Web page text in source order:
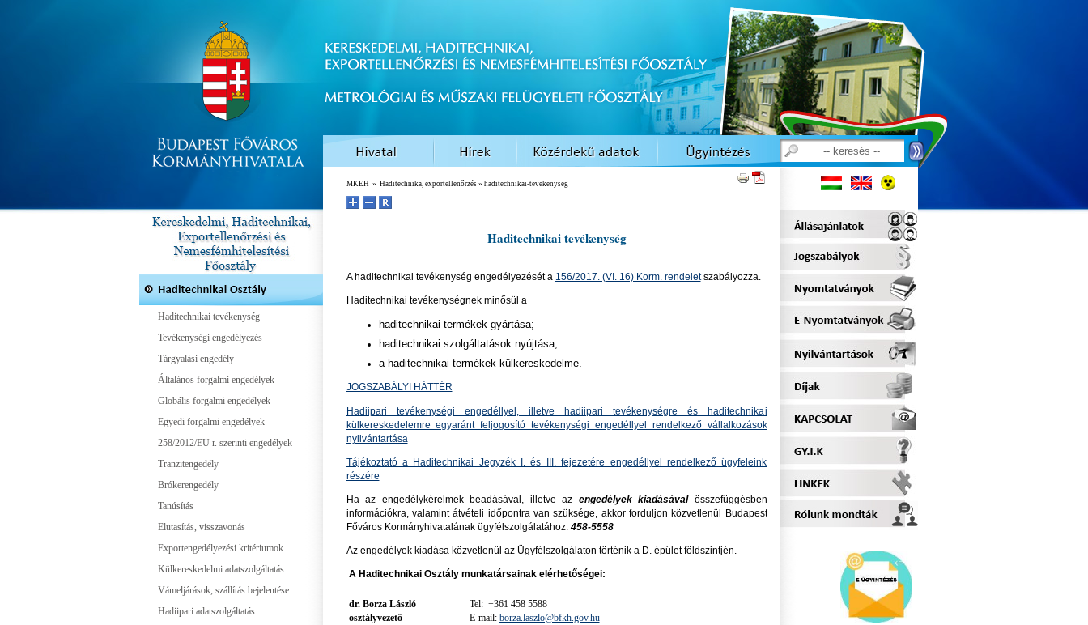
Haditechnikai tevékenység
Tevékenységi engedélyezés
Tárgyalási engedély
Általános forgalmi engedélyek
Globális forgalmi engedélyek
Egyedi forgalmi engedélyek
258/2012/EU r. szerinti engedélyek
Tranzitengedély
Brókerengedély
Tanúsítás
Elutasítás, visszavonás
Exportengedélyezési kritériumok
Külkereskedelmi adatszolgáltatás
Vámeljárások, szállítás bejelentése
Hadiipari adatszolgáltatás
MKEH » Haditechnika, exportellenőrzés» haditechnikai-tevekenyseg
Haditechnikai tevékenység
A haditechnikai tevékenység engedélyezését a 156/2017. (VI. 16) Korm. rendeletszabályozza.
Haditechnikai tevékenységnek minősül a
haditechnikai termékek gyártása;
haditechnikai szolgáltatások nyújtása;
a haditechnikai termékek külkereskedelme.
JOGSZABÁLYI HÁTTÉR
Hadiipari tevékenységi engedéllyel, illetve hadiipari tevékenységre és haditechnikai
külkereskedelemre egyaránt feljogosító tevékenységi engedéllyel rendelkező vállalkozások
nyilvántartása
Tájékoztató a Haditechnikai Jegyzék I. és III. fejezetére engedéllyel rendelkező ügyfeleink
részére
Ha az engedélykérelmek beadásával, illetve az engedélyek kiadásával összefüggésben
információkra, valamint átvételi időpontra van szüksége, akkor forduljon közvetlenül Budapest
Főváros Kormányhivatalának ügyfélszolgálatához:458-5558
Az engedélyek kiadása közvetlenül az Ügyfélszolgálaton történik a D. épület földszintjén.
A Haditechnikai Osztály munkatársainak elérhetőségei:
dr. Borza László
osztályvezető
Tel: +361 458 5588
E-mail: borza.laszlo@bfkh.gov.hu